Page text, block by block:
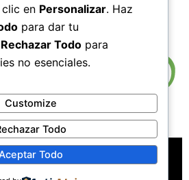
11:30 PM y de 2:00 PM a 4:00 PM
POLÍTICAS DE PRIVACIDAD
en Personalizar. Haz
para dar tu
Rechazar Todo para
no esenciales.
Customize
Todo
Todo